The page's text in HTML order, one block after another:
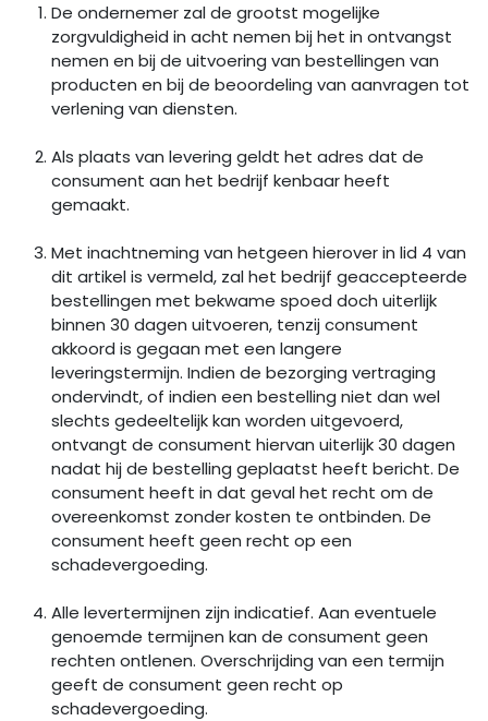
De ondernemer zal de grootst mogelijke
zorgvuldigheid in acht nemen bij het in ontvangst
nemen en bij de uitvoering van bestellingen van
producten en bij de beoordeling van aanvragen tot
verlening van diensten.
Als plaats van levering geldt het adres dat de
consument aan het bedrijf kenbaar heeft
gemaakt.
Met inachtneming van hetgeen hierover in lid 4 van
dit artikel is vermeld, zal het bedrijf geaccepteerde
bestellingen met bekwame spoed doch uiterlijk
binnen 30 dagen uitvoeren, tenzij consument
akkoord is gegaan met een langere
leveringstermijn. Indien de bezorging vertraging
ondervindt, of indien een bestelling niet dan wel
slechts gedeeltelijk kan worden uitgevoerd,
ontvangt de consument hiervan uiterlijk 30 dagen
nadat hij de bestelling geplaatst heeft bericht. De
consument heeft in dat geval het recht om de
overeenkomst zonder kosten te ontbinden. De
consument heeft geen recht op een
schadevergoeding.
Alle levertermijnen zijn indicatief. Aan eventuele
genoemde termijnen kan de consument geen
rechten ontlenen. Overschrijding van een termijn
geeft de consument geen recht op
schadevergoeding.